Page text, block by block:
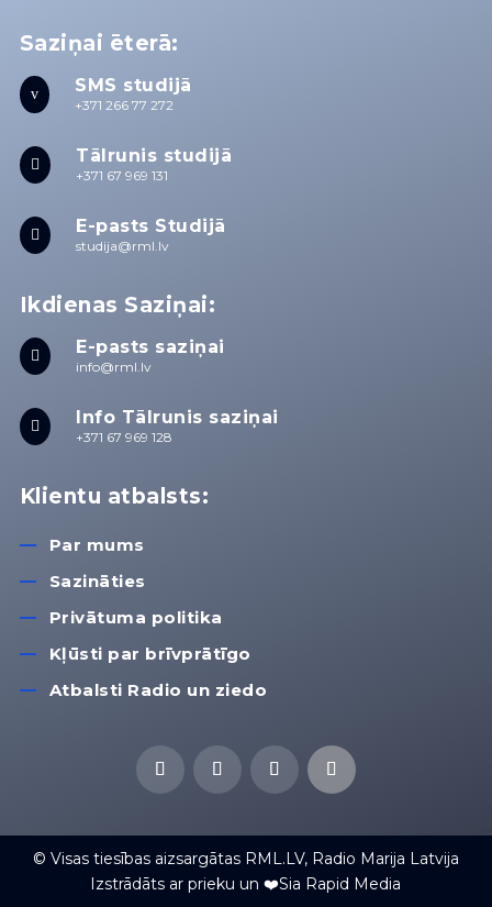
Saziņai ēterā:
v SMS studijā
+371 266 77 272
 Tālrunis studijā
+371 67 969 131
 E-pasts Studijā
studija@rml.lv
Ikdienas Saziņai:
 E-pasts saziņai
info@rml.lv
 Info Tālrunis saziņai
+371 67 969 128
Klientu atbalsts:
Par mums
Sazināties
Privātuma politika
Kļūsti par brīvprātīgo
Atbalsti Radio un ziedo
© Visas tiesības aizsargātas RML.LV, Radio Marija Latvija
Izstrādāts ar prieku un ❤️Sia Rapid Media